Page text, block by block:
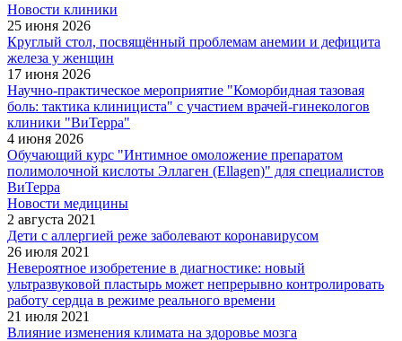
Новости клиники
25 июня 2026
Круглый стол, посвящённый проблемам анемии и дефицита
железа у женщин
17 июня 2026
Научно-практическое мероприятие "Коморбидная тазовая
боль: тактика клинициста" с участием врачей-гинекологов
клиники "ВиТерра"
4 июня 2026
Обучающий курс "Интимное омоложение препаратом
полимолочной кислоты Эллаген (Ellagen)" для специалистов
ВиТерра
Новости медицины
2 августа 2021
Дети с аллергией реже заболевают коронавирусом
26 июля 2021
Невероятное изобретение в диагностике: новый
ультразвуковой пластырь может непрерывно контролировать
работу сердца в режиме реального времени
21 июля 2021
Влияние изменения климата на здоровье мозга